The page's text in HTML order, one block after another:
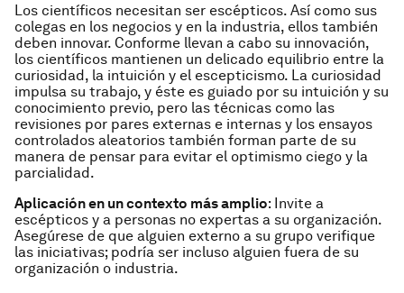
Los científicos necesitan ser escépticos. Así como sus
colegas en los negocios y en la industria, ellos también
deben innovar. Conforme llevan a cabo su innovación,
los científicos mantienen un delicado equilibrio entre la
curiosidad, la intuición y el escepticismo. La curiosidad
impulsa su trabajo, y éste es guiado por su intuición y su
conocimiento previo, pero las técnicas como las
revisiones por pares externas e internas y los ensayos
controlados aleatorios también forman parte de su
manera de pensar para evitar el optimismo ciego y la
parcialidad.
Aplicación en un contexto más amplio: Invite a
escépticos y a personas no expertas a su organización.
Asegúrese de que alguien externo a su grupo verifique
las iniciativas; podría ser incluso alguien fuera de su
organización o industria.